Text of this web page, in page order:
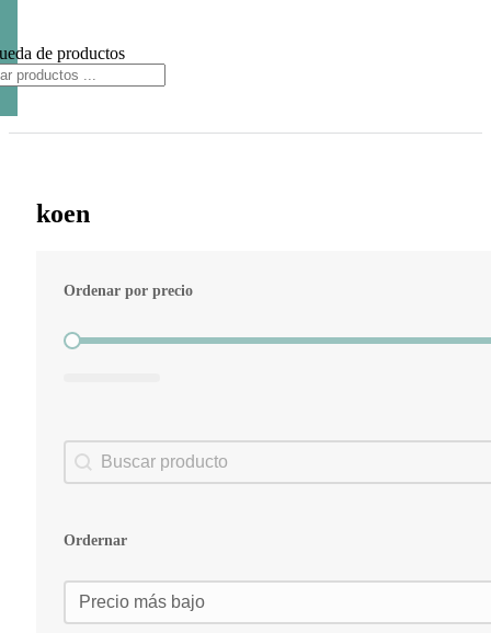
de productos
koen
Ordenar por precio
Ordenar por precio
Buscador
Search content
Ordernar
Ordernar